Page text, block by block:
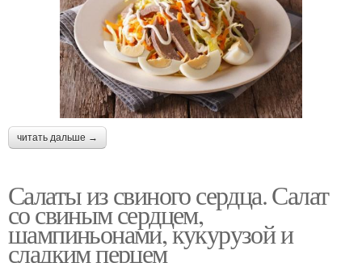
читать дальше →
Салаты из свиного сердца. Салат
со свиным сердцем,
шампиньонами, кукурузой и
сладким перцем